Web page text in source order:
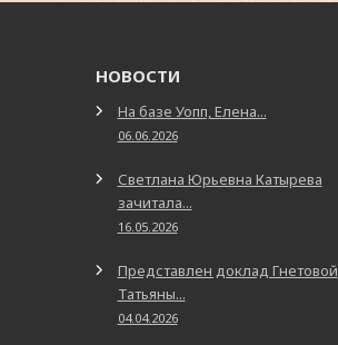
НОВОСТИ
На базе Уопп, Елена...
06.06.2026
Светлана Юрьевна Катырева
зачитала...
16.05.2026
Представлен доклад Гнетовой
Татьяны...
04.04.2026